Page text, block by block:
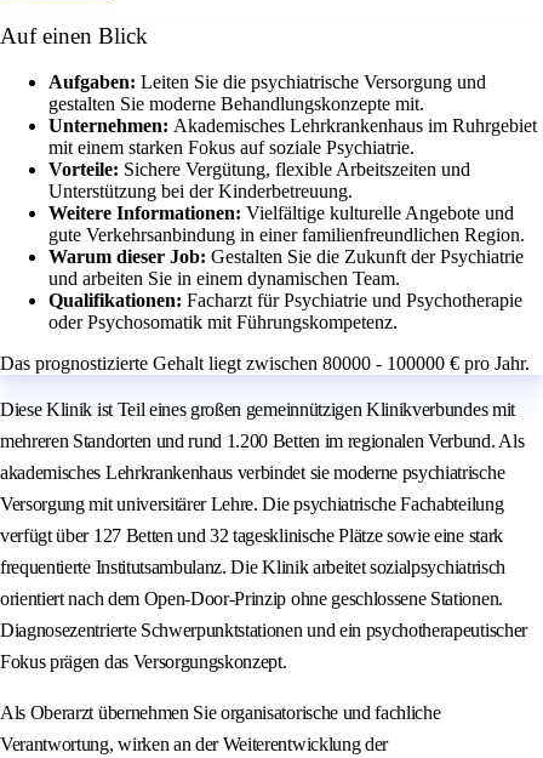
Auf einen Blick
Aufgaben: Leiten Sie die psychiatrische Versorgung und
gestalten Sie moderne Behandlungskonzepte mit.
Unternehmen: Akademisches Lehrkrankenhaus im Ruhrgebiet
mit einem starken Fokus auf soziale Psychiatrie.
Vorteile: Sichere Vergütung, flexible Arbeitszeiten und
Unterstützung bei der Kinderbetreuung.
Weitere Informationen: Vielfältige kulturelle Angebote und
gute Verkehrsanbindung in einer familienfreundlichen Region.
Warum dieser Job: Gestalten Sie die Zukunft der Psychiatrie
und arbeiten Sie in einem dynamischen Team.
Qualifikationen: Facharzt für Psychiatrie und Psychotherapie
oder Psychosomatik mit Führungskompetenz.
Das prognostizierte Gehalt liegt zwischen 80000 - 100000 € pro Jahr.
Diese Klinik ist Teil eines großen gemeinnützigen Klinikverbundes mit
mehreren Standorten und rund 1.200 Betten im regionalen Verbund. Als
akademisches Lehrkrankenhaus verbindet sie moderne psychiatrische
Versorgung mit universitärer Lehre. Die psychiatrische Fachabteilung
verfügt über 127 Betten und 32 tagesklinische Plätze sowie eine stark
frequentierte Institutsambulanz. Die Klinik arbeitet sozialpsychiatrisch
orientiert nach dem Open-Door-Prinzip ohne geschlossene Stationen.
Diagnosezentrierte Schwerpunktstationen und ein psychotherapeutischer
Fokus prägen das Versorgungskonzept.
Als Oberarzt übernehmen Sie organisatorische und fachliche
Verantwortung, wirken an der Weiterentwicklung der